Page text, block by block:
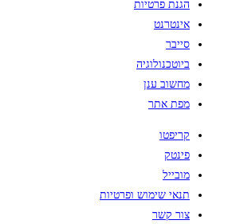
הגנת פרטיות
אינטרנט
סייבר
ביוטכנולוגיה
מחשוב ענן
מפת אתר
קריפטו
פינטק
מובייל
תנאי שימוש ופרטיות
צור קשר